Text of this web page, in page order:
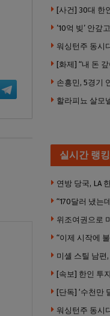
실시간 랭킹